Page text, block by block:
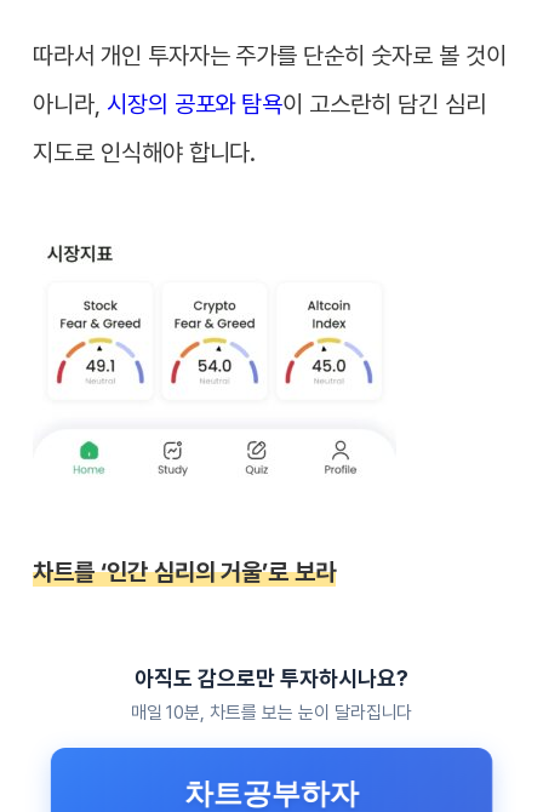
따라서 개인 투자자는 주가를 단순히 숫자로 볼 것이
아니라, 시장의 공포와 탐욕이 고스란히 담긴 심리
지도로 인식해야 합니다.
차트를 ‘인간 심리의 거울’로 보라
아직도 감으로만 투자하시나요?
매일 10분, 차트를 보는 눈이 달라집니다
차트공부하자